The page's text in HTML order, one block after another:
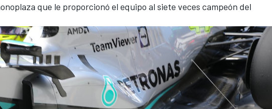
que le proporcionó el equipo al siete veces campeón del